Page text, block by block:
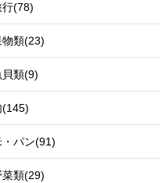
行(78)
物類(23)
貝類(9)
(145)
・パン(91)
菜類(29)